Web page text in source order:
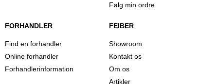
Følg min ordre
FORHANDLER
Find en forhandler
Online forhandler
Forhandlerinformation
FEIBER
Showroom
Kontakt os
Om os
Artikler